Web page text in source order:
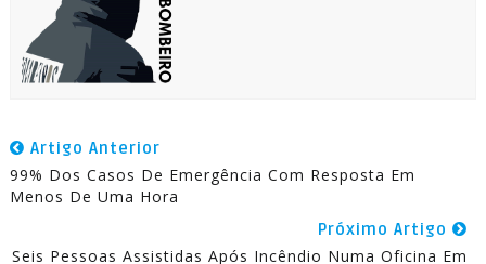
Artigo Anterior
99% Dos Casos De Emergência Com Resposta Em
Menos De Uma Hora
Próximo Artigo
Seis Pessoas Assistidas Após Incêndio Numa Oficina Em